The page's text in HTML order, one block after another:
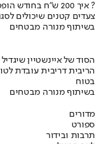
איך 200 ש"ח בחודש הופכים ל140 אלף ?
צעדים קטנים שיכולים
בשיתוף מנורה מבטחים
הסוד של איינשטיין
הריבית דריבית עובדת
בטוח
בשיתוף מנורה מבטחים
מדורים
ספורט
תרבות ובידור